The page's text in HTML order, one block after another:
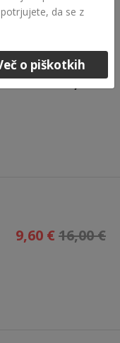
25,00 €
9,60 € 16,00 €
da se z
o piškotkih